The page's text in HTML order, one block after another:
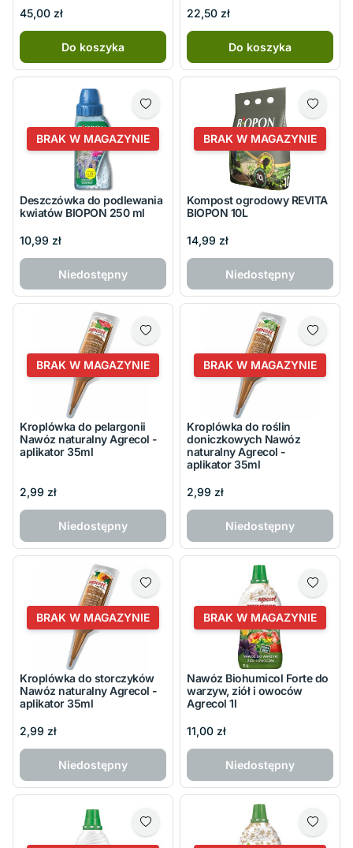
45,00 zł
Do koszyka
22,50 zł
Do koszyka
BRAK W MAGAZYNIE
Deszczówka do podlewania
kwiatów BIOPON 250 ml
10,99 zł
Niedostępny
BRAK W MAGAZYNIE
Kompost ogrodowy REVITA
BIOPON 10L
14,99 zł
Niedostępny
BRAK W MAGAZYNIE
Kroplówka do pelargonii
Nawóz naturalny Agrecol -
aplikator 35ml
2,99 zł
Niedostępny
BRAK W MAGAZYNIE
Kroplówka do roślin
doniczkowych Nawóz
naturalny Agrecol -
aplikator 35ml
2,99 zł
Niedostępny
BRAK W MAGAZYNIE
Kroplówka do storczyków
Nawóz naturalny Agrecol -
aplikator 35ml
2,99 zł
Niedostępny
BRAK W MAGAZYNIE
Nawóz Biohumicol Forte do
warzyw, ziół i owoców
Agrecol 1l
11,00 zł
Niedostępny